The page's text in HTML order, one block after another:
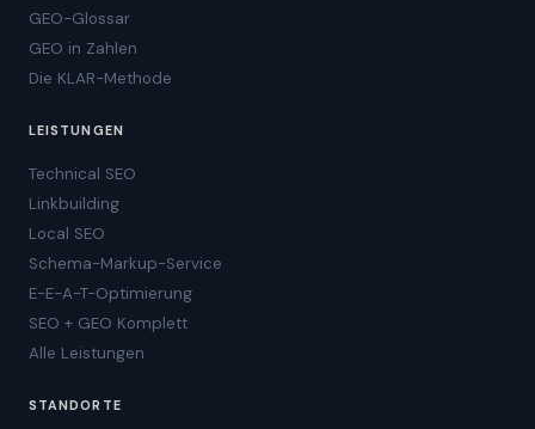
GEO-Glossar
GEO in Zahlen
Die KLAR-Methode
LEISTUNGEN
Technical SEO
Linkbuilding
Local SEO
Schema-Markup-Service
E-E-A-T-Optimierung
SEO + GEO Komplett
Alle Leistungen
STANDORTE